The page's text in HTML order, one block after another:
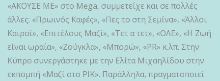
«ΑΚΟΥΣΕ ΜΕ» στο Mega, συμμετείχε και σε πολλές
άλλες: «Πρωινός Καφές», «Πες το στη Σεμίνα», «Άλλοι
Καιροί», «Επιτέλους Μαζί», «Τετ α τετ», «ΟΛΕ», «Η Ζωή
είναι ωραία», «Ζούγκλα», «Μπορώ», «PR» κ.λπ. Στην
Κύπρο συνεργάστηκε με την Ελίτα Μιχαηλίδου στην
εκπομπή «Μαζί στο ΡΙΚ». Παράλληλα, πραγματοποιεί